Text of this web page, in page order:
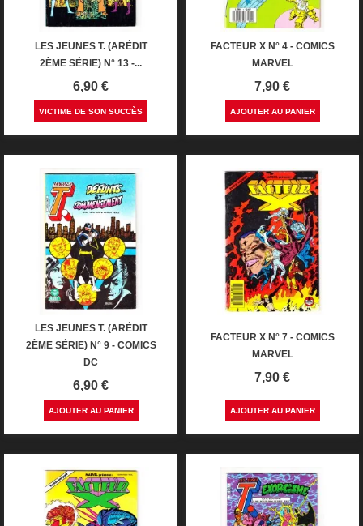
LES JEUNES T. (ARÉDIT
2ÈME SÉRIE) N° 13 -...
Prix
6,90 €
VICTIME DE SON SUCCÈS
FACTEUR X N° 4 - COMICS
MARVEL
Prix
7,90 €
AJOUTER AU PANIER
LES JEUNES T. (ARÉDIT
2ÈME SÉRIE) N° 9 - COMICS
DC
Prix
6,90 €
AJOUTER AU PANIER
FACTEUR X N° 7 - COMICS
MARVEL
Prix
7,90 €
AJOUTER AU PANIER